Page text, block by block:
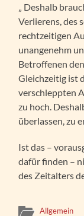
„ Deshalb
Verlierens, des
rechtzeitigen
unangenehm
Betroffenen
Gleichzeitig ist
verschleppten
zu hoch.
überlassen, zu
Ist das –
dafür finden –
des Zeitalters
Allgemein